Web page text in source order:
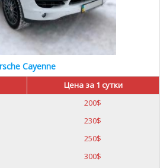
Cayenne
Цена за 1 сутки
200$
230$
250$
300$